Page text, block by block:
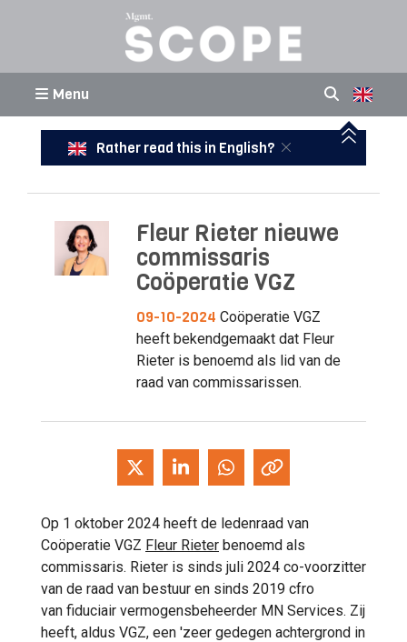
Menu
Rather read this in English?
Fleur Rieter nieuwe
commissaris
Coöperatie VGZ
09-10-2024 Coöperatie VGZ
heeft bekendgemaakt dat Fleur
Rieter is benoemd als lid van de
raad van commissarissen.
Op 1 oktober 2024 heeft de ledenraad van
Coöperatie VGZ Fleur Rieter benoemd als
commissaris. Rieter is sinds juli 2024 co-voorzitter
van de raad van bestuur en sinds 2019 cfro
van fiduciair vermogensbeheerder MN Services. Zij
heeft, aldus VGZ, een 'zeer gedegen achtergrond in